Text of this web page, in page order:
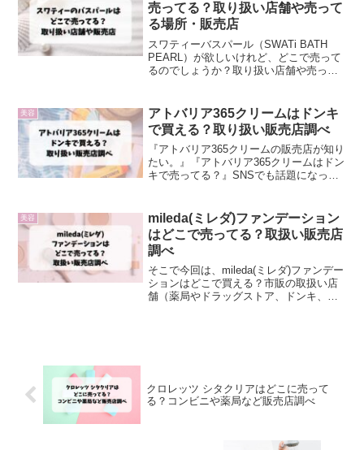
売ってる？取り扱い店舗や売って
る場所・販売店
スワティーバスパール（SWATi BATH
PEARL）が欲しいけれど、どこで売って
るのでしょうか？取り扱い店舗や売って
美容
アトバリア365クリームはドンキ
で買える？取り扱い販売店調べ
『アトバリア365クリームの販売店が知り
たい。』『アトバリア365クリームはドン
キで売ってる？』SNSでも話題になって
うか。そこで今回は、バリア365クリーム
はどこ...
美容
mileda(ミレダ)ファンデーション
はどこで売ってる？取扱い販売店
調べ
そこで今回は、mileda(ミレダ)ファンデー
ションはどこで買える？市販の取扱い店
舗（薬局やドラッグストア、ドンキ、ロ
クロレッツ シタクリアはどこに売って
る？コンビニや薬局など販売店調べ